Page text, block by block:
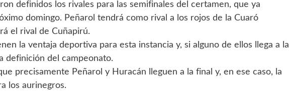
definidos los rivales para las semifinales del certamen, que ya
domingo. Peñarol tendrá como rival a los rojos de la Cuaró
el rival de Cuñapirú.
la ventaja deportiva para esta instancia y, si alguno de ellos llega a la
definición del campeonato.
precisamente Peñarol y Huracán lleguen a la final y, en ese caso, la
los aurinegros.